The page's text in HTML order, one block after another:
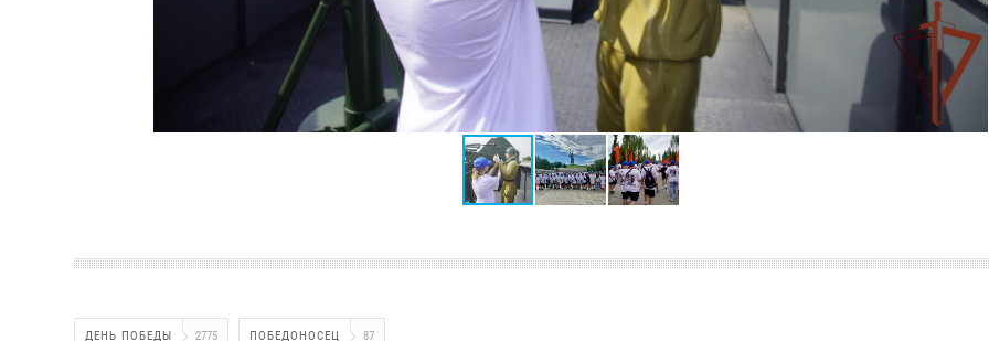
ДЕНЬ ПОБЕДЫ 2775 ПОБЕДОНОСЕЦ 87